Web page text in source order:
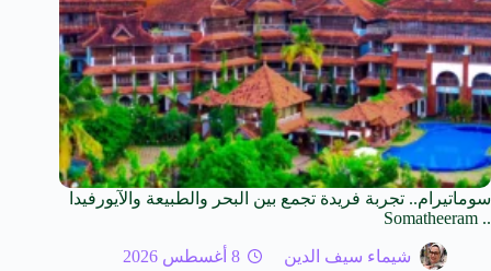
سوماتيرام.. تجربة فريدة تجمع بين البحر والطبيعة والآيورفيدا
.. Somatheeram
شيماء سيف الدين
8 أغسطس 2026